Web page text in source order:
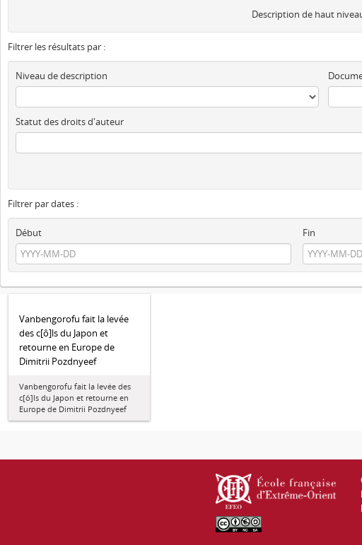
Description de haut
Filtrer les résultats par :
Niveau de description
Statut des droits d'auteur
Filtrer par dates :
Début
Fin
Vanbengorofu fait la levée
des c[ô]ls du Japon et
retourne en Europe de
Dimitrii Pozdnyeef
Vanbengorofu fait la levée des
c[ô]ls du Japon et retourne en
Europe de Dimitrii Pozdnyeef